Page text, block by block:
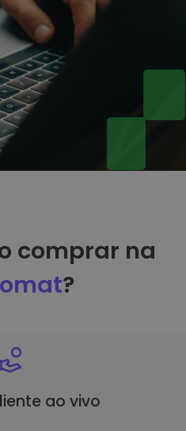
comprar na
?
ao vivo